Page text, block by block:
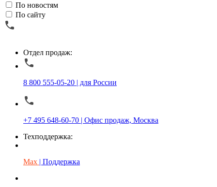
По новостям
По сайту
Отдел продаж:
8 800 555-05-20 | для России
+7 495 648-60-70 | Офис продаж, Москва
Техподдержка:
Max | Поддержка